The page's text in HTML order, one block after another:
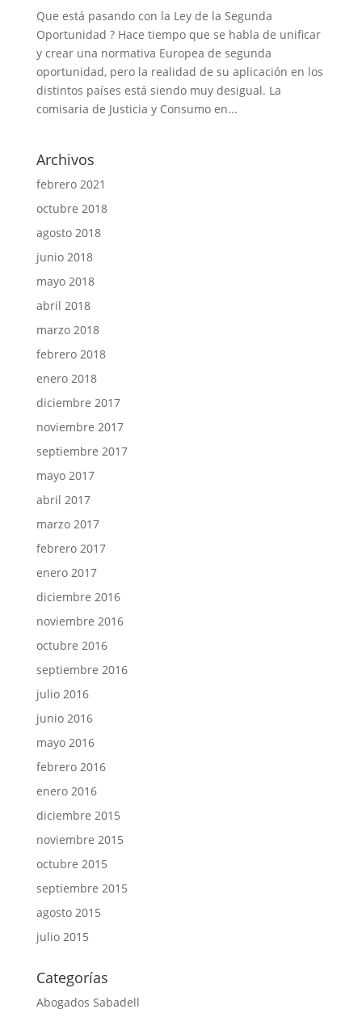
Que está pasando con la Ley de la Segunda
Oportunidad ? Hace tiempo que se habla de unificar
y crear una normativa Europea de segunda
oportunidad, pero la realidad de su aplicación en los
distintos países está siendo muy desigual. La
comisaria de Justicia y Consumo en...
Archivos
febrero 2021
octubre 2018
agosto 2018
junio 2018
mayo 2018
abril 2018
marzo 2018
febrero 2018
enero 2018
diciembre 2017
noviembre 2017
septiembre 2017
mayo 2017
abril 2017
marzo 2017
febrero 2017
enero 2017
diciembre 2016
noviembre 2016
octubre 2016
septiembre 2016
julio 2016
junio 2016
mayo 2016
febrero 2016
enero 2016
diciembre 2015
noviembre 2015
octubre 2015
septiembre 2015
agosto 2015
julio 2015
Categorías
Abogados Sabadell